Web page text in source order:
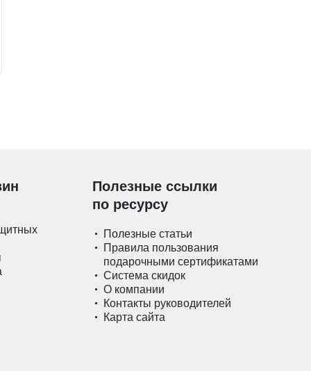
Полезные ссылки
по ресурсу
Полезные статьи
Правила пользования
подарочными сертификатами
Система скидок
О компании
Контакты руководителей
Карта сайта